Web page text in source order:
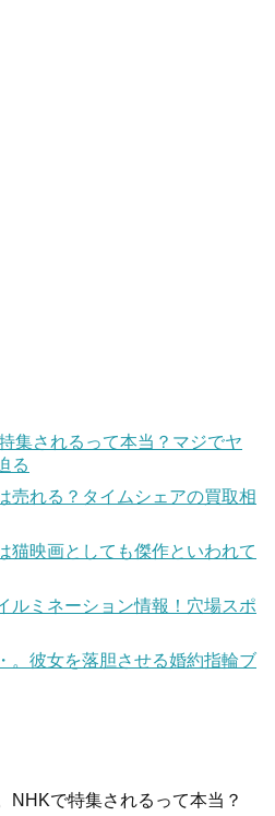
集されるって本当？マジでヤ
る
売れる？タイムシェアの買取相
猫映画としても傑作といわれて
ルミネーション情報！穴場スポ
。彼女を落胆させる婚約指輪ブ
NHKで特集されるって本当？